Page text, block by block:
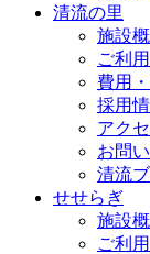
清流の里
施設
ご利
費用
採用
アク
お問
清流
せせらぎ
施設
ご利